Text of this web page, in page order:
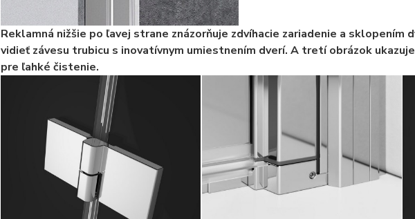
Reklamná nižšie po ľavej strane znázorňuje zdvíhacie zariadenie a sklopením
vidieť závesu trubicu s inovatívnym umiestnením dverí. A tretí obrázok
pre ľahké čistenie.